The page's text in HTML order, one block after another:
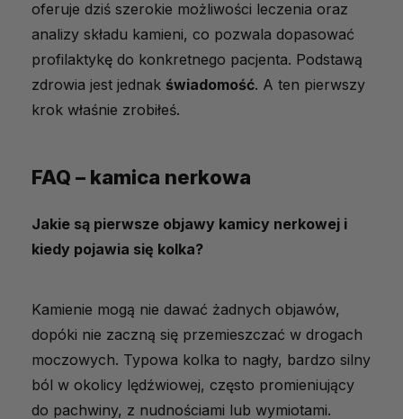
oferuje dziś szerokie możliwości leczenia oraz
analizy składu kamieni, co pozwala dopasować
profilaktykę do konkretnego pacjenta. Podstawą
zdrowia jest jednak świadomość. A ten pierwszy
krok właśnie zrobiłeś.
FAQ – kamica nerkowa
Jakie są pierwsze objawy kamicy nerkowej i
kiedy pojawia się kolka?
Kamienie mogą nie dawać żadnych objawów,
dopóki nie zaczną się przemieszczać w drogach
moczowych. Typowa kolka to nagły, bardzo silny
ból w okolicy lędźwiowej, często promieniujący
do pachwiny, z nudnościami lub wymiotami.